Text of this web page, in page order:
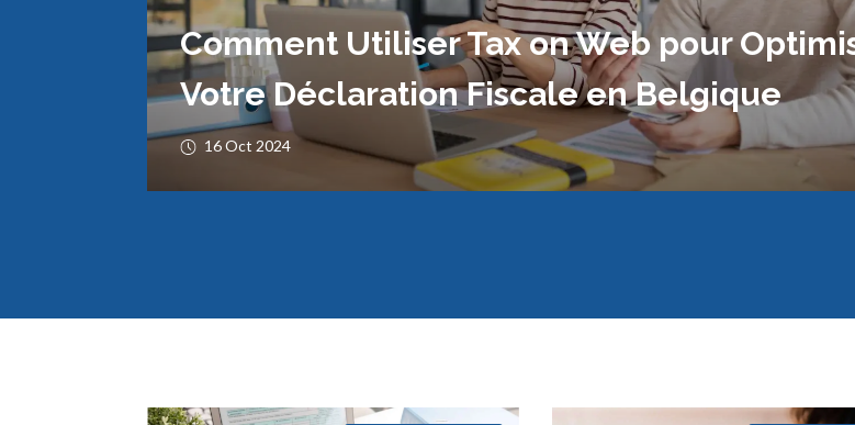
Comment Utiliser Tax on Web pour
Votre Déclaration Fiscale en Belgique
16 Oct 2024